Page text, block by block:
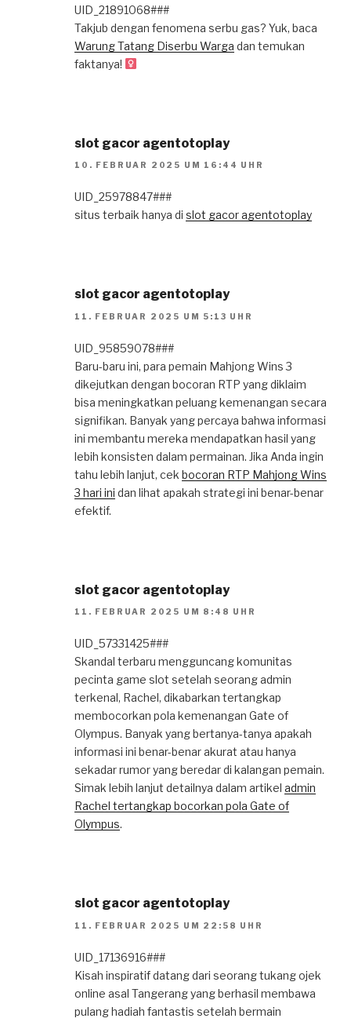
UID_21891068###
Takjub dengan fenomena serbu gas? Yuk, baca
Warung Tatang Diserbu Warga dan temukan
faktanya!
slot gacor agentotoplay
10. FEBRUAR 2025 UM 16:44 UHR
UID_25978847###
situs terbaik hanya di slot gacor agentotoplay
slot gacor agentotoplay
11. FEBRUAR 2025 UM 5:13 UHR
UID_95859078###
Baru-baru ini, para pemain Mahjong Wins 3
dikejutkan dengan bocoran RTP yang diklaim
bisa meningkatkan peluang kemenangan secara
signifikan. Banyak yang percaya bahwa informasi
ini membantu mereka mendapatkan hasil yang
lebih konsisten dalam permainan. Jika Anda ingin
tahu lebih lanjut, cek bocoran RTP Mahjong Wins
3 hari ini dan lihat apakah strategi ini benar-benar
efektif.
slot gacor agentotoplay
11. FEBRUAR 2025 UM 8:48 UHR
UID_57331425###
Skandal terbaru mengguncang komunitas
pecinta game slot setelah seorang admin
terkenal, Rachel, dikabarkan tertangkap
membocorkan pola kemenangan Gate of
Olympus. Banyak yang bertanya-tanya apakah
informasi ini benar-benar akurat atau hanya
sekadar rumor yang beredar di kalangan pemain.
Simak lebih lanjut detailnya dalam artikel admin
Rachel tertangkap bocorkan pola Gate of
Olympus.
slot gacor agentotoplay
11. FEBRUAR 2025 UM 22:58 UHR
UID_17136916###
Kisah inspiratif datang dari seorang tukang ojek
online asal Tangerang yang berhasil membawa
pulang hadiah fantastis setelah bermain